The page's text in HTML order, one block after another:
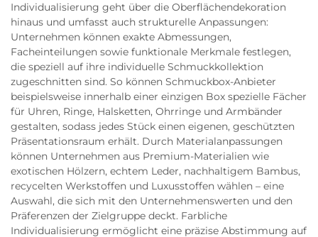
Individualisierung geht über die Oberflächendekoration
hinaus und umfasst auch strukturelle Anpassungen:
Unternehmen können exakte Abmessungen,
Facheinteilungen sowie funktionale Merkmale festlegen,
die speziell auf ihre individuelle Schmuckkollektion
zugeschnitten sind. So können Schmuckbox-Anbieter
beispielsweise innerhalb einer einzigen Box spezielle Fächer
für Uhren, Ringe, Halsketten, Ohrringe und Armbänder
gestalten, sodass jedes Stück einen eigenen, geschützten
Präsentationsraum erhält. Durch Materialanpassungen
können Unternehmen aus Premium-Materialien wie
exotischen Hölzern, echtem Leder, nachhaltigem Bambus,
recycelten Werkstoffen und Luxusstoffen wählen – eine
Auswahl, die sich mit den Unternehmenswerten und den
Präferenzen der Zielgruppe deckt. Farbliche
Individualisierung ermöglicht eine präzise Abstimmung auf